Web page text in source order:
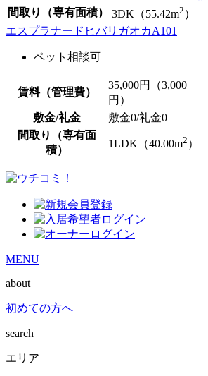
間取り（専有面積）
3DK（55.42m2 ）
エスプラナードヒバリガオカA101
ペット相談可
賃料（管理費）
35,000円（3,000
円）
敷金/礼金 敷金0/礼金0
間取り（専有面
積）
1LDK（40.00m2 ）
MENU
about
初めての方へ
search
エリア